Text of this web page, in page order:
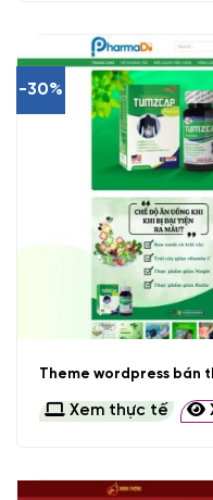
-30%
Theme wordpress bán
Xem thực tế